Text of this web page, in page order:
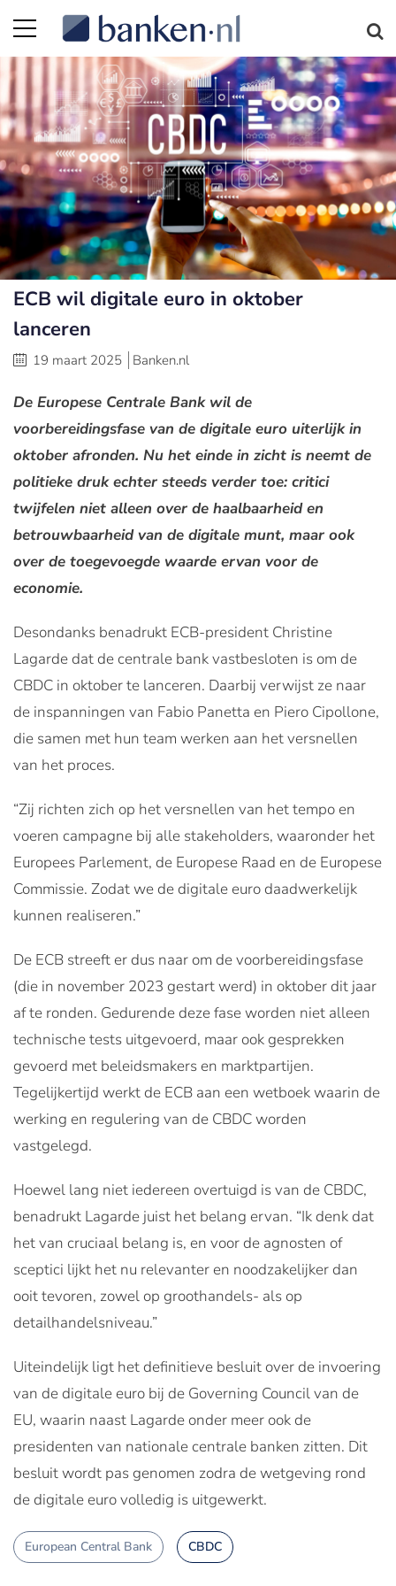
ECB wil digitale euro in oktober
lanceren
19 maart 2025 Banken.nl
De Europese Centrale Bank wil de
voorbereidingsfase van de digitale euro uiterlijk in
oktober afronden. Nu het einde in zicht is neemt de
politieke druk echter steeds verder toe: critici
twijfelen niet alleen over de haalbaarheid en
betrouwbaarheid van de digitale munt, maar ook
over de toegevoegde waarde ervan voor de
economie.
Desondanks benadrukt ECB-president Christine
Lagarde dat de centrale bank vastbesloten is om de
CBDC in oktober te lanceren. Daarbij verwijst ze naar
de inspanningen van Fabio Panetta en Piero Cipollone,
die samen met hun team werken aan het versnellen
van het proces.
“Zij richten zich op het versnellen van het tempo en
voeren campagne bij alle stakeholders, waaronder het
Europees Parlement, de Europese Raad en de Europese
Commissie. Zodat we de digitale euro daadwerkelijk
kunnen realiseren.”
De ECB streeft er dus naar om de voorbereidingsfase
(die in november 2023 gestart werd) in oktober dit jaar
af te ronden. Gedurende deze fase worden niet alleen
technische tests uitgevoerd, maar ook gesprekken
gevoerd met beleidsmakers en marktpartijen.
Tegelijkertijd werkt de ECB aan een wetboek waarin de
werking en regulering van de CBDC worden
vastgelegd.
Hoewel lang niet iedereen overtuigd is van de CBDC,
benadrukt Lagarde juist het belang ervan. “Ik denk dat
het van cruciaal belang is, en voor de agnosten of
sceptici lijkt het nu relevanter en noodzakelijker dan
ooit tevoren, zowel op groothandels- als op
detailhandelsniveau.”
Uiteindelijk ligt het definitieve besluit over de invoering
van de digitale euro bij de Governing Council van de
EU, waarin naast Lagarde onder meer ook de
presidenten van nationale centrale banken zitten. Dit
besluit wordt pas genomen zodra de wetgeving rond
de digitale euro volledig is uitgewerkt.
European Central Bank CBDC